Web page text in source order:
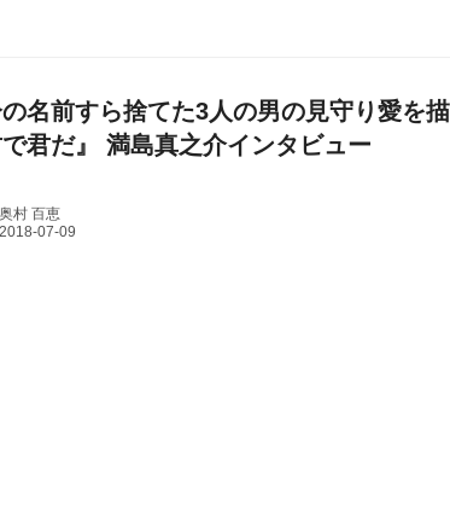
名前すら捨てた3人の男の見守り愛を
君だ』 満島真之介インタビュー
奥村 百恵